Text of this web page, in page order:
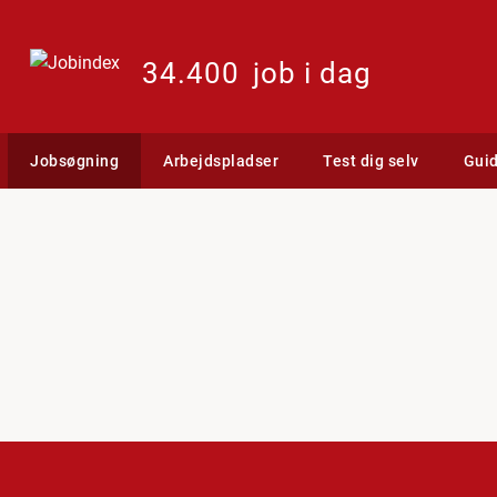
34.400 job i dag
Jobsøgning Arbejdspladser Test dig selv